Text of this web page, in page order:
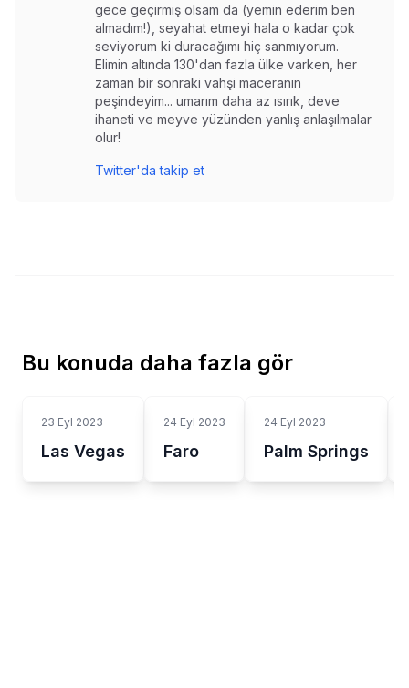
gece geçirmiş olsam da (yemin ederim ben
almadım!), seyahat etmeyi hala o kadar çok
seviyorum ki duracağımı hiç sanmıyorum.
Elimin altında 130'dan fazla ülke varken, her
zaman bir sonraki vahşi maceranın
peşindeyim... umarım daha az ısırık, deve
ihaneti ve meyve yüzünden yanlış anlaşılmalar
olur!
Twitter'da takip et
Bu konuda daha fazla gör
23 Eyl 2023
Las Vegas
24 Eyl 2023
Faro
24 Eyl 2023
Palm Springs